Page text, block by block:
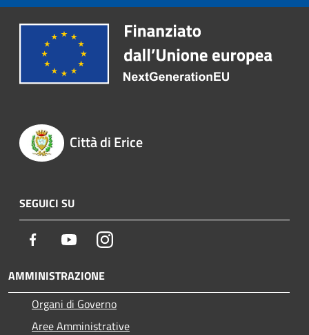
Città di Erice
SEGUICI SU
Facebook YoutubeInstagram
AMMINISTRAZIONE
Organi di Governo
Aree Amministrative